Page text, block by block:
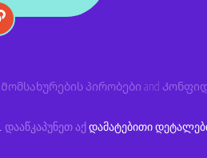
Მომსახურების პირობები and
დააწკაპუნეთ აქდამატებითი